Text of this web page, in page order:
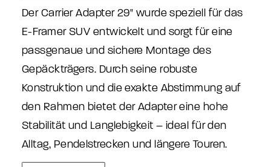
Der Carrier Adapter 29" wurde speziell für das
E-Framer SUV entwickelt und sorgt für eine
passgenaue und sichere Montage des
Gepäckträgers. Durch seine robuste
Konstruktion und die exakte Abstimmung auf
den Rahmen bietet der Adapter eine hohe
Stabilität und Langlebigkeit – ideal für den
Alltag, Pendelstrecken und längere Touren.